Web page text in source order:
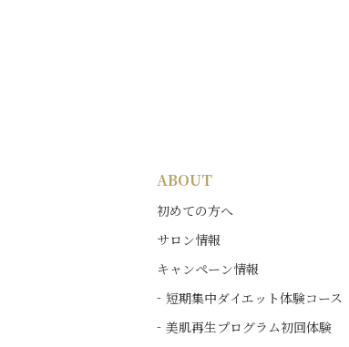
ABOUT
初めての方へ
サロン情報
キャンペーン情報
短期集中ダイエット体験コース
美肌再生プログラム初回体験